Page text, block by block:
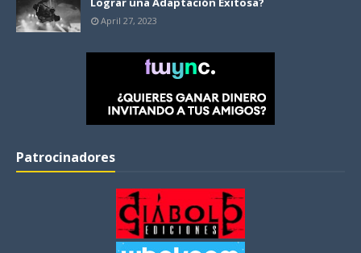
April 27, 2023
Patrocinadores